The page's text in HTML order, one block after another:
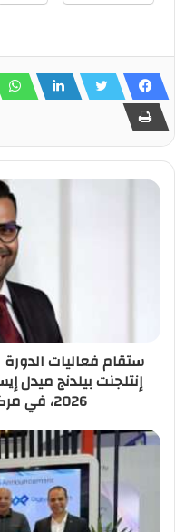
ستقام فعاليات
2026، في مركز دبي التجاري العالمي.